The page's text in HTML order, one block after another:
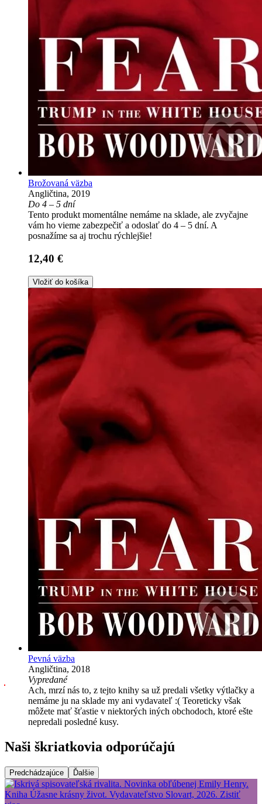
Brožovaná väzba
Angličtina, 2019
Do 4 – 5 dní
Tento produkt momentálne nemáme na sklade, ale zvyčajne
vám ho vieme zabezpečiť a odoslať do 4 – 5 dní. A
posnažíme sa aj trochu rýchlejšie!
12,40 €
Vložiť do košíka
Pevná väzba
Angličtina, 2018
Vypredané
Ach, mrzí nás to, z tejto knihy sa už predali všetky výtlačky a
nemáme ju na sklade my ani vydavateľ :( Teoreticky však
môžete mať šťastie v niektorých iných obchodoch, ktoré ešte
nepredali posledné kusy.
Naši škriatkovia odporúčajú
Predchádzajúce Ďalšie